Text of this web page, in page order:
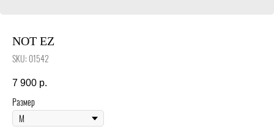
NOT EZ
SKU: 01542
7 900 р.
Размер